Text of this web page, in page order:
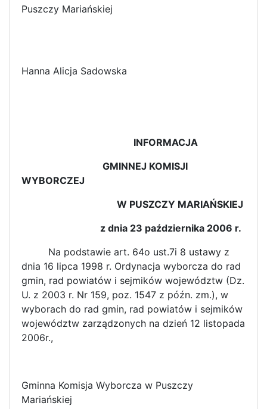
Puszczy Mariańskiej
Hanna Alicja Sadowska
INFORMACJA
GMINNEJ KOMISJI
WYBORCZEJ
W PUSZCZY MARIAŃSKIEJ
z dnia 23 października 2006 r.
Na podstawie art. 64o ust.7i 8 ustawy z
dnia 16 lipca 1998 r. Ordynacja wyborcza do rad
gmin, rad powiatów i sejmików województw (Dz.
U. z 2003 r. Nr 159, poz. 1547 z późn. zm.), w
wyborach do rad gmin, rad powiatów i sejmików
województw zarządzonych na dzień 12 listopada
2006r.,
Gminna Komisja Wyborcza w Puszczy
Mariańskiej